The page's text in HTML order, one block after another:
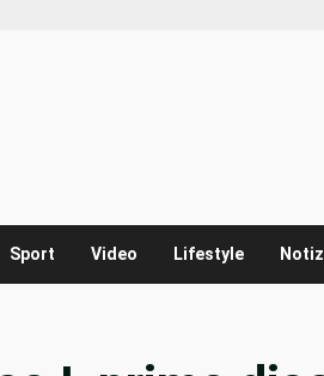
Sport Video Lifestyle